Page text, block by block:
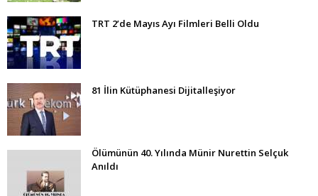
TRT 2’de Mayıs Ayı Filmleri Belli Oldu
81 İlin Kütüphanesi Dijitalleşiyor
Ölümünün 40. Yılında Münir Nurettin Selçuk
Anıldı